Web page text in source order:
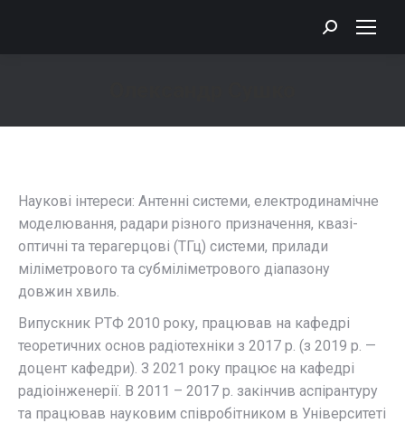
Search:
Наукові інтереси: Антенні системи, електродинамічне
моделювання, радари різного призначення, квазі-
оптичні та терагерцові (ТГц) системи, прилади
міліметрового та субміліметрового діапазону
довжин хвиль.
Випускник РТФ 2010 року, працював на кафедрі
теоретичних основ радіотехніки з 2017 р. (з 2019 р. —
доцент кафедри). З 2021 року працює на кафедрі
радіоінженерії. В 2011 – 2017 р. закінчив аспірантуру
та працював науковим співробітником в Університеті